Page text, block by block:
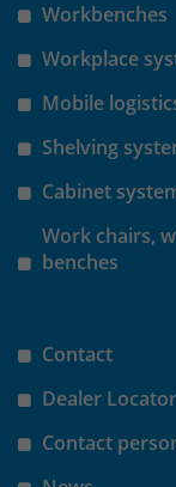
Workbenches
Workplace
Mobile
Shelving
Cabinet
Work chairs,
benches
Contact
Dealer Locator
Contact